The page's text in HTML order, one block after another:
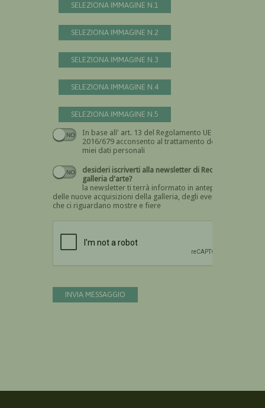
SELEZIONA IMMAGINE N.1
SELEZIONA IMMAGINE N.2
SELEZIONA IMMAGINE N.3
SELEZIONA IMMAGINE N.4
SELEZIONA IMMAGINE N.5
In base all' art. 13 del Regolamento UE n.
2016/679 acconsento al trattamento dei
miei dati personali
Devi dare il consenso
desideri iscriverti alla newsletter di Recta
galleria d'arte?
la newsletter ti terrà informato in anteprima
delle nuove acquisizioni della galleria, degli eventi
che ci riguardano mostre e fiere
INVIA MESSAGGIO